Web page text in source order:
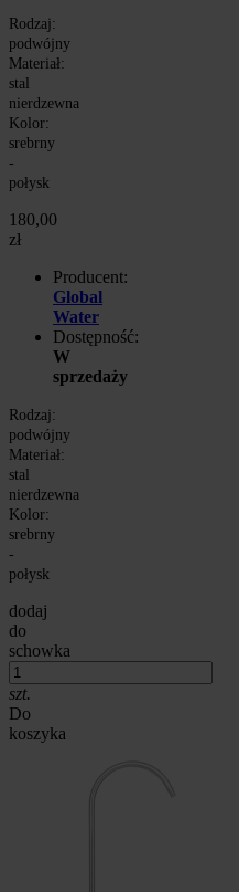
Rodzaj:
podwójny
Materiał:
stal
nierdzewna
Kolor:
srebrny
-
połysk
180,00
zł
Producent:
Global
Water
Dostępność:
W
sprzedaży
Rodzaj:
podwójny
Materiał:
stal
nierdzewna
Kolor:
srebrny
-
połysk
dodaj
do
schowka
szt.
Do
koszyka